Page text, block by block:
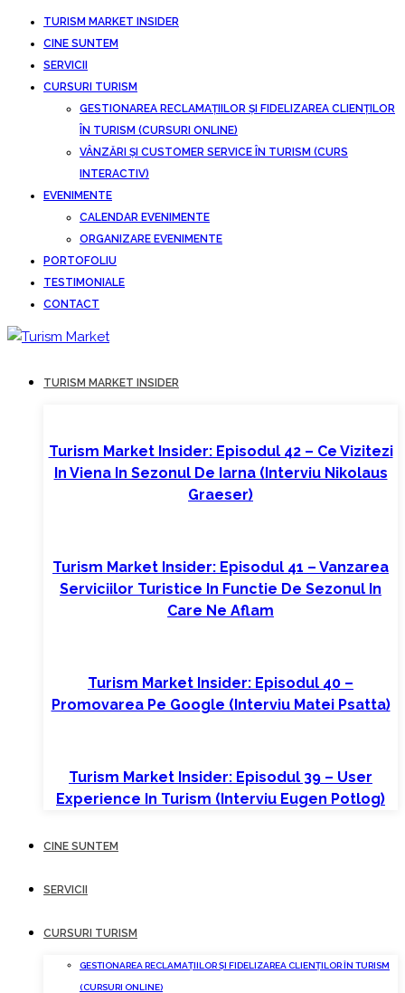
TURISM MARKET INSIDER
CINE SUNTEM
SERVICII
CURSURI TURISM
GESTIONAREA RECLAMAȚIILOR ȘI FIDELIZAREA CLIENȚILOR
ÎN TURISM (CURSURI ONLINE)
VÂNZĂRI ȘI CUSTOMER SERVICE ÎN TURISM (CURS
INTERACTIV)
EVENIMENTE
CALENDAR EVENIMENTE
ORGANIZARE EVENIMENTE
PORTOFOLIU
TESTIMONIALE
CONTACT
TURISM MARKET INSIDER
Turism Market Insider: Episodul 42 – Ce Vizitezi
In Viena In Sezonul De Iarna (interviu Nikolaus
Graeser)
Turism Market Insider: Episodul 41 – Vanzarea
Serviciilor Turistice In Functie De Sezonul In
Care Ne Aflam
Turism Market Insider: Episodul 40 –
Promovarea Pe Google (interviu Matei Psatta)
Turism Market Insider: Episodul 39 – User
Experience In Turism (interviu Eugen Potlog)
CINE SUNTEM
SERVICII
CURSURI TURISM
GESTIONAREA RECLAMAȚIILOR ȘI FIDELIZAREA CLIENȚILOR ÎN TURISM
(CURSURI ONLINE)